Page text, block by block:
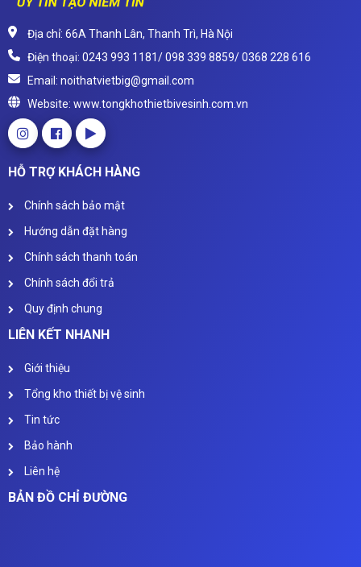
Địa chỉ: 66A Thanh Lân, Thanh Trì, Hà Nội
Điện thoại: 0243 993 1181/ 098 339 8859/ 0368 228 616
Email: noithatvietbig@gmail.com
Website: www.tongkhothietbivesinh.com.vn
HỖ TRỢ KHÁCH HÀNG
Chính sách bảo mật
Hướng dẫn đặt hàng
Chính sách thanh toán
Chính sách đổi trả
Quy định chung
LIÊN KẾT NHANH
Giới thiệu
Tổng kho thiết bị vệ sinh
Tin tức
Bảo hành
Liên hệ
BẢN ĐỒ CHỈ ĐƯỜNG